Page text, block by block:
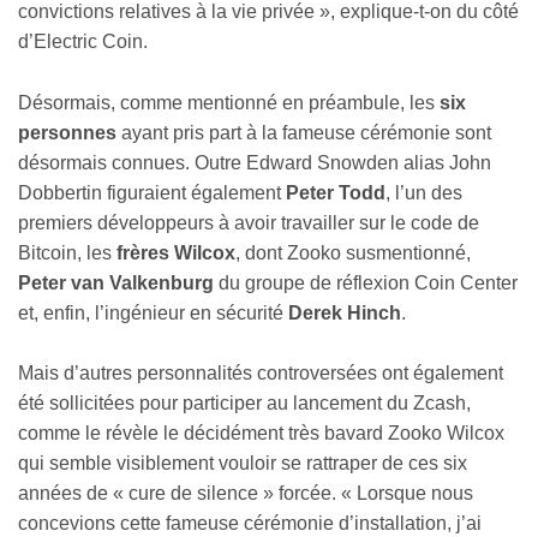
convictions relatives à la vie privée », explique-t-on du côté
d’Electric Coin.
Désormais, comme mentionné en préambule, les six
personnes ayant pris part à la fameuse cérémonie sont
désormais connues. Outre Edward Snowden alias John
Dobbertin figuraient égalementPeter Todd , l’un des
premiers développeurs à avoir travailler sur le code de
Bitcoin, les frères Wilcox, dont Zooko susmentionné,
Peter van Valkenburg du groupe de réflexion Coin Center
et, enfin, l’ingénieur en sécurité Derek Hinch.
Mais d’autres personnalités controversées ont également
été sollicitées pour participer au lancement du Zcash,
comme le révèle le décidément très bavard Zooko Wilcox
qui semble visiblement vouloir se rattraper de ces six
années de « cure de silence » forcée. « Lorsque nous
concevions cette fameuse cérémonie d’installation, j’ai